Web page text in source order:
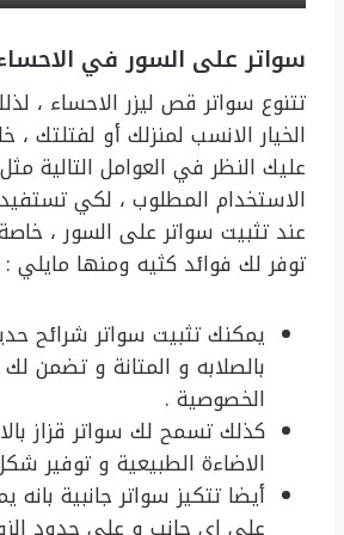
سواتر على السور في
تتنوع سواتر قص ليزر الاحساء ،
الخيار الانسب لمنزلك أو لفتلتك ،
عليك النظر في العوامل التالية
الاستخدام المطلوب ، لكي
عند تثبيت سواتر على السور ،
توفر لك فوائد كثيه ومنها مايلي :
يمكنك تثبيت سواتر شرائح
بالصلابه و المتانة و تضمن
الخصوصية .
كذلك تسمح لك سواتر قزاز
الاضاءة الطبيعية و توفير
أيضا تتكيز سواتر جانبية بانه